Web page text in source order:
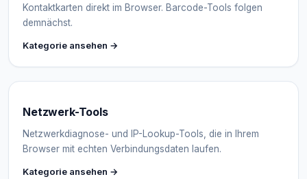
Kontaktkarten direkt im Browser. Barcode-Tools folgen
demnächst.
Kategorie ansehen →
Netzwerk-Tools
Netzwerkdiagnose- und IP-Lookup-Tools, die in Ihrem
Browser mit echten Verbindungsdaten laufen.
Kategorie ansehen →